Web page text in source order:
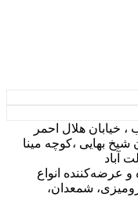
، خیابان هلال احمر
بهایی ،کوچه مینا
آباد
و عرضه‌کننده انواع
شمعدان،